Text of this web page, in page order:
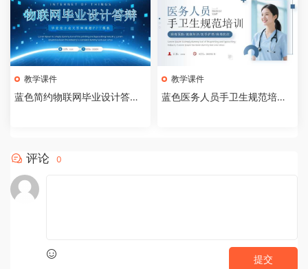
教学课件
蓝色简约物联网毕业设计答辩P
教学课件
蓝色医务人员手卫生规范培训
评论 0
提交